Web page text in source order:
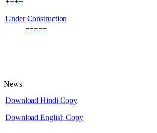
Under Construction
=====
News
Download Hindi Copy
Download English Copy